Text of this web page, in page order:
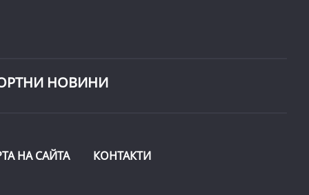
НОВИНИ
НА САЙТА КОНТАКТИ